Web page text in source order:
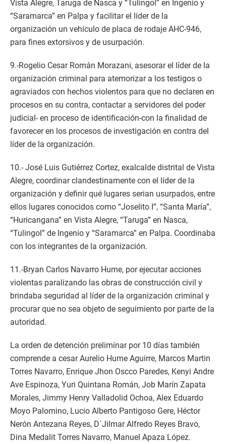
Vista Alegre, Taruga de Nasca y “Tulingol” en Ingenio y
“Saramarca” en Palpa y facilitar el líder de la
organización un vehículo de placa de rodaje AHC-946,
para fines extorsivos y de usurpación.
9.-Rogelio Cesar Román Morazani, asesorar el líder de la
organización criminal para atemorizar a los testigos o
agraviados con hechos violentos para que no declaren en
procesos en su contra, contactar a servidores del poder
judicial- en proceso de identificación-con la finalidad de
favorecer en los procesos de investigación en contra del
líder de la organización.
10.- José Luis Gutiérrez Cortez, exalcalde distrital de Vista
Alegre, coordinar clandestinamente con el líder de la
organización y definir qué lugares serian usurpados, entre
ellos lugares conocidos como “Joselito I”, “Santa María”,
“Huricangana” en Vista Alegre, “Taruga” en Nasca,
“Tulingol” de Ingenio y “Saramarca” en Palpa. Coordinaba
con los integrantes de la organización.
11.-Bryan Carlos Navarro Hume, por ejecutar acciones
violentas paralizando las obras de construcción civil y
brindaba seguridad al líder de la organización criminal y
procurar que no sea objeto de seguimiento por parte de la
autoridad.
La orden de detención preliminar por 10 días también
comprende a cesar Aurelio Hume Aguirre, Marcos Martin
Torres Navarro, Enrique Jhon Oscco Paredes, Kenyi Andre
Ave Espinoza, Yuri Quintana Román, Job Marín Zapata
Morales, Jimmy Henry Valladolid Ochoa, Alex Eduardo
Moyo Palomino, Lucio Alberto Pantigoso Gere, Héctor
Nerón Antezana Reyes, D´Jilmar Alfredo Reyes Bravo,
Dina Medalit Torres Navarro, Manuel Apaza López.